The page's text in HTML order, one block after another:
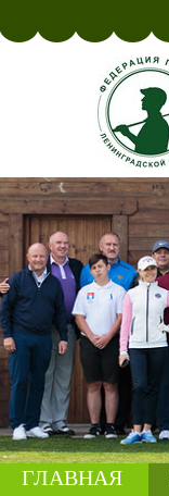
ГЛАВНАЯ